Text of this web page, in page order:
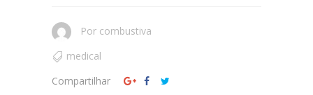
Por combustiva
medical
Compartilhar